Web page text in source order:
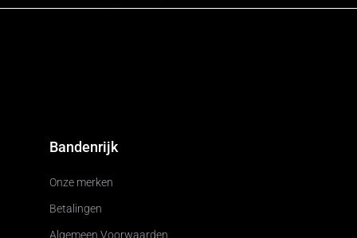
Bandenrijk
Onze merken
Betalingen
Algemeen Voorwaarden